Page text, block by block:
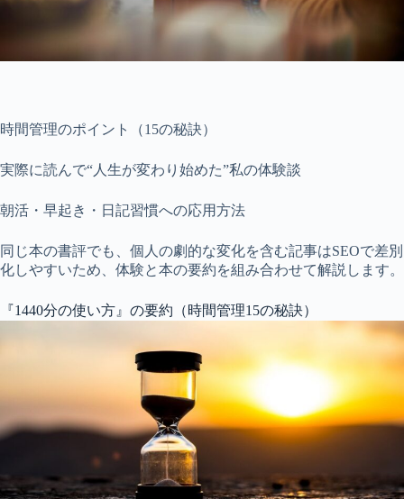
時間管理のポイント（15の秘訣）
実際に読んで“人生が変わり始めた”私の体験談
朝活・早起き・日記習慣への応用方法
同じ本の書評でも、個人の劇的な変化を含む記事はSEOで差別
化しやすいため、体験と本の要約を組み合わせて解説します。
『1440分の使い方』の要約（時間管理15の秘訣）